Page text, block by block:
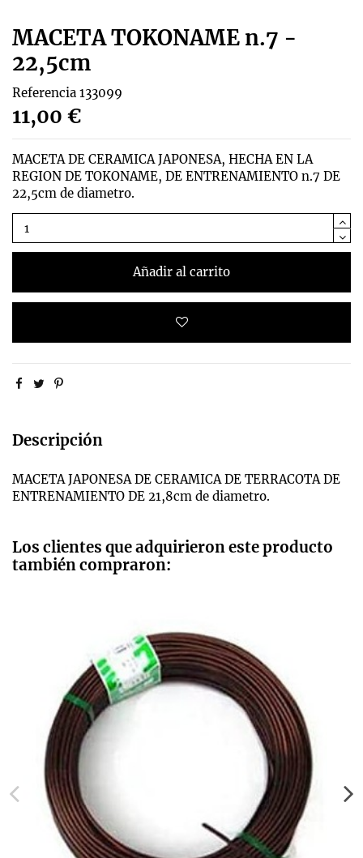
MACETA TOKONAME n.7 -
22,5cm
Referencia 133099
11,00 €
MACETA DE CERAMICA JAPONESA, HECHA EN LA
REGION DE TOKONAME, DE ENTRENAMIENTO n.7 DE
22,5cm de diametro.
Añadir al carrito
Descripción
MACETA JAPONESA DE CERAMICA DE TERRACOTA DE
ENTRENAMIENTO DE 21,8cm de diametro.
Los clientes que adquirieron este producto
también compraron: